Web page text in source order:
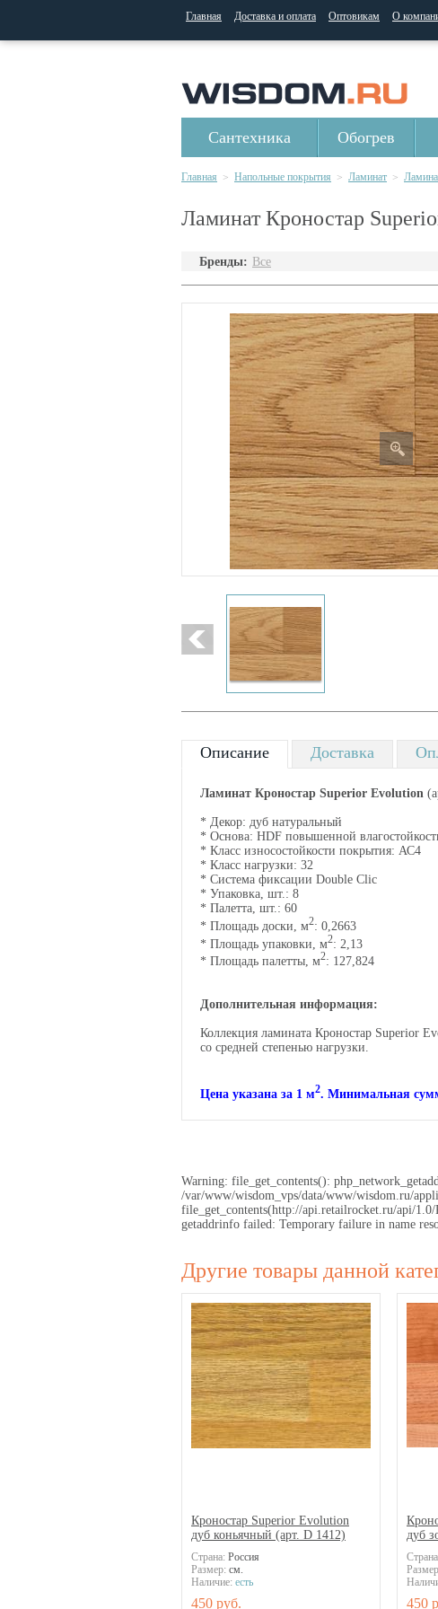
Главная Доставка и оплата Оптовикам О
Сантехника Обогрев
Главная > Напольные покрытия > Ламинат >
Ламинат Кроностар
Бренды: Все
Описание Доставка
Ламинат Кроностар Superior Evolution
* Декор: дуб натуральный
* Основа: HDF повышенной
* Класс износостойкости покрытия: АС4
* Класс нагрузки: 32
* Система фиксации Double Clic
* Упаковка, шт.: 8
* Палетта, шт.: 60
* Площадь доски, м2: 0,2663
* Площадь упаковки, м2: 2,13
* Площадь палетты, м2: 127,824
Дополнительная информация:
Коллекция ламината Кроностар Superior
со средней степенью нагрузки.
Цена указана за 1 м2. Минимальная
Warning: file_get_contents():
/var/www/wisdom_vps/data/www/wisdom.ru/
file_get_contents(http://api.retailrocket.ru/api/
getaddrinfo failed: Temporary failure in name
Другие товары данной
Кроностар Superior Evolution
дуб коньячный (арт. D 1412)
Страна: Россия
Размер: см.
Наличие: есть
450 руб.
дуб
450